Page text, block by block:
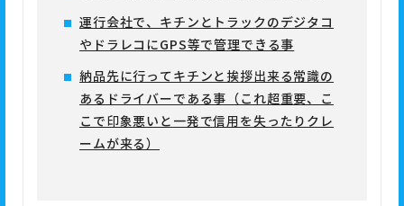
運行会社で、キチンとトラックのデジタコ
やドラレコにGPS等で管理できる事
納品先に行ってキチンと挨拶出来る常識の
あるドライバーである事（これ超重要、こ
こで印象悪いと一発で信用を失ったりクレ
ームが来る）